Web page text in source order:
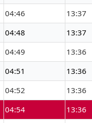
04:46 13:37
04:48 13:37
04:49 13:36
04:51 13:36
04:52 13:36
04:54 13:36